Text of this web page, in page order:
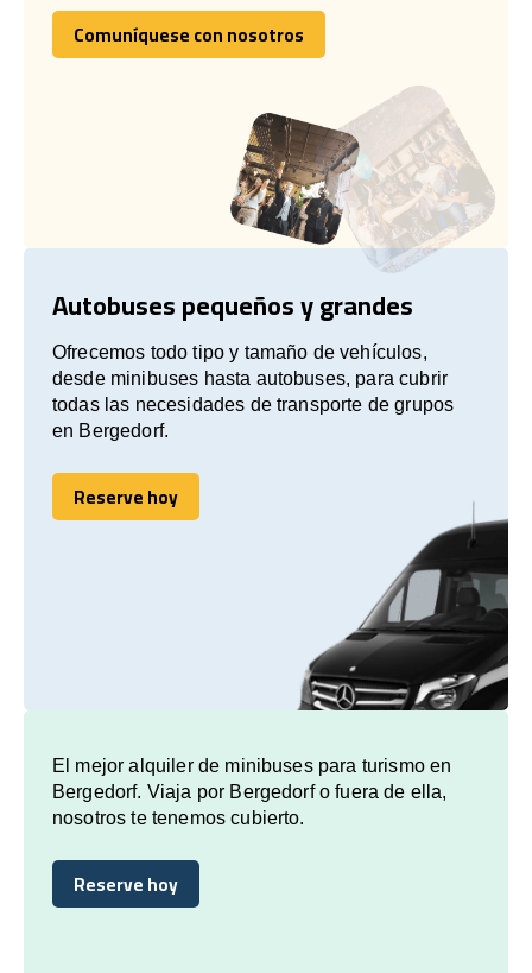
Comuníquese con nosotros
Comuníquese con nosotros
Autobuses pequeños y grandes
Ofrecemos todo tipo y tamaño de vehículos,
desde minibuses hasta autobuses, para cubrir
todas las necesidades de transporte de grupos
en Bergedorf.
Reserve hoy
Reserve hoy
El mejor alquiler de minibuses para turismo en
Bergedorf. Viaja por Bergedorf o fuera de ella,
nosotros te tenemos cubierto.
Reserve hoy
Reserve hoy